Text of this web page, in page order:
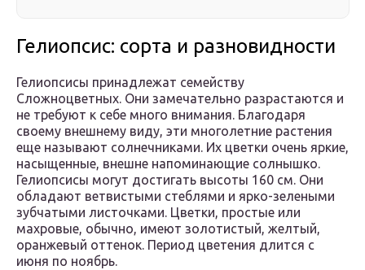
Гелиопсис: сорта и разновидности
Гелиопсисы принадлежат семейству
Сложноцветных. Они замечательно разрастаются и
не требуют к себе много внимания. Благодаря
своему внешнему виду, эти многолетние растения
еще называют солнечниками. Их цветки очень яркие,
насыщенные, внешне напоминающие солнышко.
Гелиопсисы могут достигать высоты 160 см. Они
обладают ветвистыми стеблями и ярко-зелеными
зубчатыми листочками. Цветки, простые или
махровые, обычно, имеют золотистый, желтый,
оранжевый оттенок. Период цветения длится с
июня по ноябрь.